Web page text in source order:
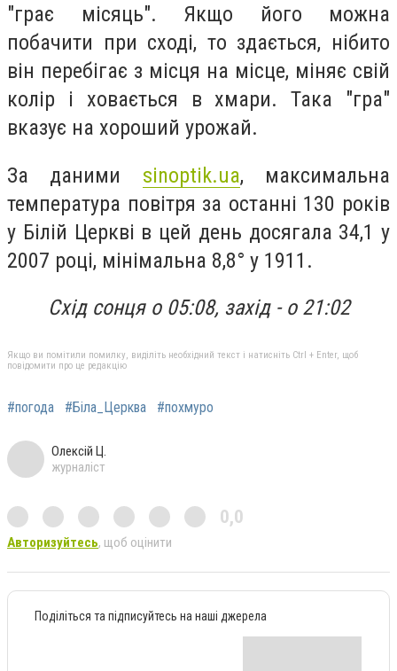
"грає місяць". Якщо його можна
побачити при сході, то здається, нібито
він перебігає з місця на місце, міняє свій
колір і ховається в хмари. Така "гра"
вказує на хороший урожай.
За даними sinoptik.ua, максимальна
температура повітря за останні 130 років
у Білій Церкві в цей день досягала 34,1 у
2007 році, мінімальна 8,8° у 1911.
Схід сонця о 05:08, захід - о 21:02
Якщо ви помітили помилку, виділіть необхідний текст і натисніть Ctrl + Enter, щоб
повідомити про це редакцію
#погода #Біла_Церква #похмуро
Олексій Ц.
журналіст
0,0
Авторизуйтесь, щоб оцінити
Поділіться та підписуйтесь на наші джерела